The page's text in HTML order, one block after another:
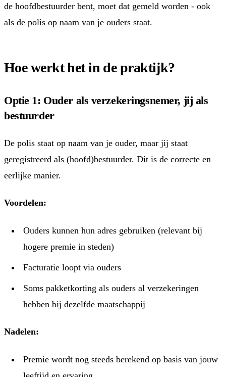
de hoofdbestuurder bent, moet dat gemeld worden - ook
als de polis op naam van je ouders staat.
Hoe werkt het in de praktijk?
Optie 1: Ouder als verzekeringsnemer, jij als
bestuurder
De polis staat op naam van je ouder, maar jij staat
geregistreerd als (hoofd)bestuurder. Dit is de correcte en
eerlijke manier.
Voordelen:
Ouders kunnen hun adres gebruiken (relevant bij
hogere premie in steden)
Facturatie loopt via ouders
Soms pakketkorting als ouders al verzekeringen
hebben bij dezelfde maatschappij
Nadelen:
Premie wordt nog steeds berekend op basis van jouw